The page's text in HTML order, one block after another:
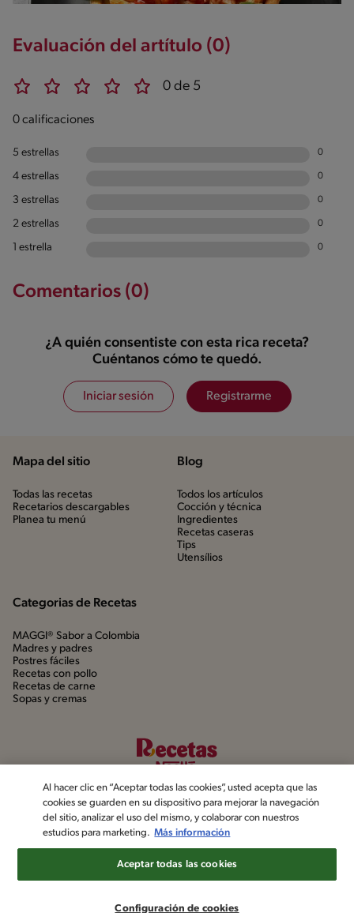
Evaluación del artítulo (0)
0 de 5
0 calificaciones
5 estrellas 0
4 estrellas 0
3 estrellas 0
2 estrellas 0
1 estrella 0
Comentarios (0)
¿A quién consentiste con esta rica receta?
Cuéntanos cómo te quedó.
Iniciar sesión Registrarme
Mapa del sitio
Todas las recetas
Recetarios descargables
Planea tu menú
Blog
Todos los artículos
Cocción y técnica
Ingredientes
Recetas caseras
Tips
Utensílios
Categorias de Recetas
MAGGI® Sabor a Colombia
Madres y padres
Postres fáciles
Recetas con pollo
Recetas de carne
Sopas y cremas
©2022, Nestlé. Marcas registradas por Société dels Produits Nestlé,
Al hacer clic en “Aceptar todas las cookies”, usted acepta que las
cookies se guarden en su dispositivo para mejorar la navegación
del sitio, analizar el uso del mismo, y colaborar con nuestros
estudios para marketing. Más información
Configuración de cookies
Aceptar todas las cookies